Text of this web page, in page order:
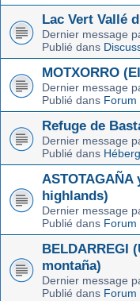
Lac Vert Vallé
Dernier message
Publié dans
MOTXORRO
Dernier message
Publié dans Forum
Refuge de
Dernier message
Publié dans
ASTOTAGAÑA
highlands)
Dernier message
Publié dans Forum
BELDARREGI
montaña)
Dernier message
Publié dans Forum